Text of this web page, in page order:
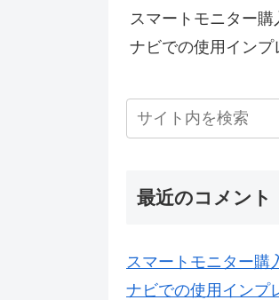
スマートモニター
ナビでの使用インプ
最近のコメント
スマートモニター
ナビでの使用インプ